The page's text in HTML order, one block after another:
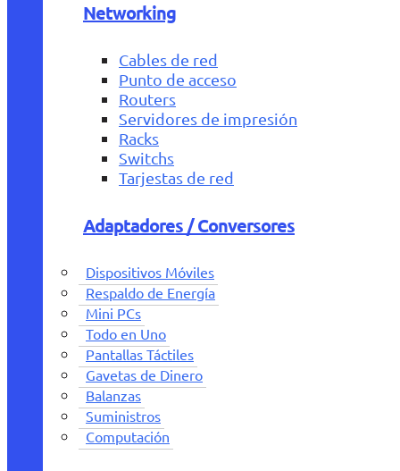
Networking
Cables de red
Punto de acceso
Routers
Servidores de impresión
Racks
Switchs
Tarjestas de red
Adaptadores / Conversores
Dispositivos Móviles
Respaldo de Energía
Mini PCs
Todo en Uno
Pantallas Táctiles
Gavetas de Dinero
Balanzas
Suministros
Computación